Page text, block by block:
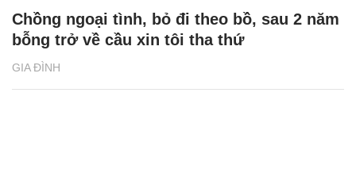
GIA ĐÌNH
Chồng ngoại tình, bỏ đi theo bồ, sau 2 năm
bỗng trở về cầu xin tôi tha thứ